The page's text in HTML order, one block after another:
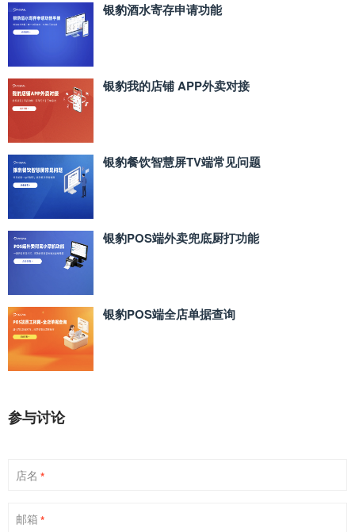
银豹酒水寄存申请功能
银豹我的店铺 APP外卖对接
银豹餐饮智慧屏TV端常见问题
银豹POS端外卖兜底厨打功能
银豹POS端全店单据查询
参与讨论
店名 *
邮箱 *